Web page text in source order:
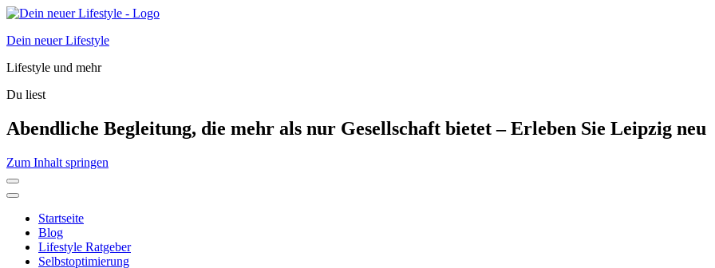
Dein neuer Lifestyle
Lifestyle und mehr
Du liest
Abendliche Begleitung, die mehr als nur Gesellschaft bietet – Erleben Sie Leipzig neu
Zum Inhalt springen
Startseite
Blog
Lifestyle Ratgeber
Selbstoptimierung